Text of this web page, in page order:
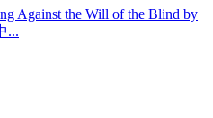
Against the Will of the Blind by
...